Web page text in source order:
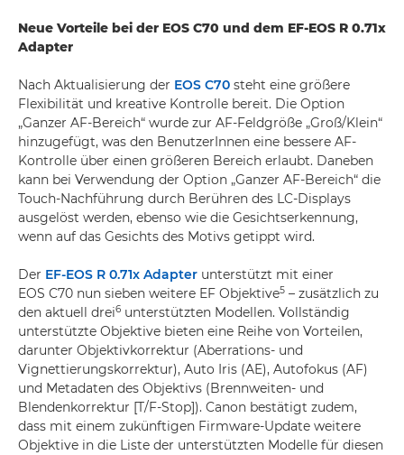
Neue Vorteile bei der EOS C70 und dem EF-EOS R 0.71x
Adapter
Nach Aktualisierung der EOS C70 steht eine größere
Flexibilität und kreative Kontrolle bereit. Die Option
„Ganzer AF-Bereich“ wurde zur AF-Feldgröße „Groß/Klein“
hinzugefügt, was den BenutzerInnen eine bessere AF-
Kontrolle über einen größeren Bereich erlaubt. Daneben
kann bei Verwendung der Option „Ganzer AF-Bereich“ die
Touch-Nachführung durch Berühren des LC-Displays
ausgelöst werden, ebenso wie die Gesichtserkennung,
wenn auf das Gesichts des Motivs getippt wird.
Der EF-EOS R 0.71x Adapter unterstützt mit einer
EOS C70 nun sieben weitere EF Objektive5 – zusätzlich zu
den aktuell drei6 unterstützten Modellen. Vollständig
unterstützte Objektive bieten eine Reihe von Vorteilen,
darunter Objektivkorrektur (Aberrations- und
Vignettierungskorrektur), Auto Iris (AE), Autofokus (AF)
und Metadaten des Objektivs (Brennweiten- und
Blendenkorrektur [T/F-Stop]). Canon bestätigt zudem,
dass mit einem zukünftigen Firmware-Update weitere
Objektive in die Liste der unterstützten Modelle für diesen